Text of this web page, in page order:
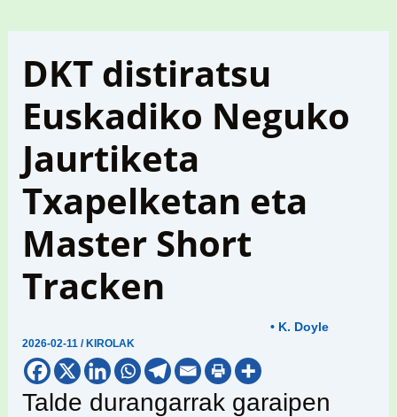
DKT distiratsu
Euskadiko Neguko
Jaurtiketa
Txapelketan eta
Master Short
Tracken
2026-02-11/ KIROLAK
• K. Doyle
Talde durangarrak garaipen